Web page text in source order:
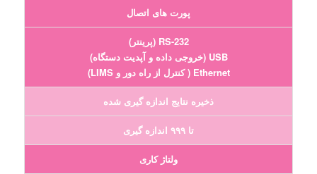
پورت های اتصال
RS-232 (پرینتر)
USB (خروجی داده و آپدیت دستگاه)
Ethernet ( کنترل از راه دور و LIMS)
ذخیره نتایج اندازه گیری شده
تا ۹۹۹ اندازه گیری
ولتاژ کاری